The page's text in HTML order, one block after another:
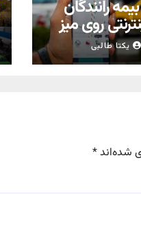
رانندگان
روی میز
یکتا طالبی
شده‌اند*